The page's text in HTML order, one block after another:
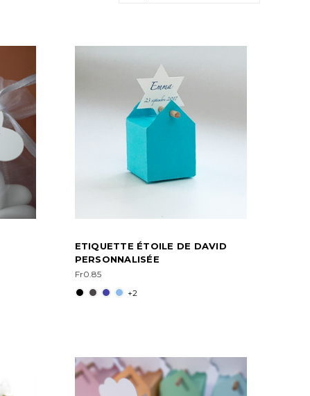
ETIQUETTE ÉTOILE DE DAVID
PERSONNALISÉE
Fr0.85
+2